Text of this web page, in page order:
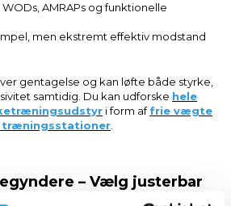
WODs, AMRAPs og funktionelle
men ekstremt effektiv modstand
gentagelse og kan løfte både styrke,
samtidig. Du kan udforske hele
i form affrie vægte
træningsstationer.
– Vælg justerbar